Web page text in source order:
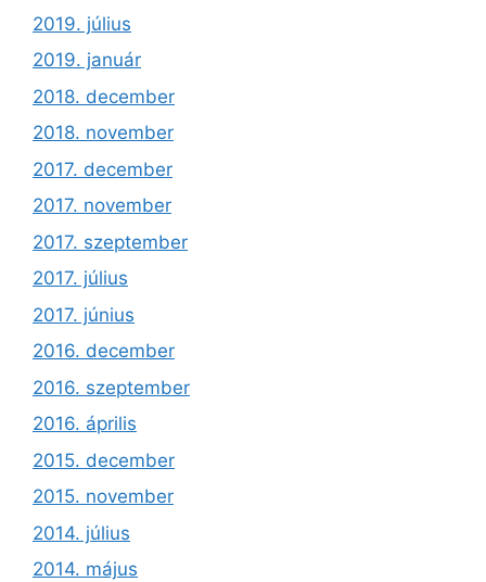
2019. július
2019. január
2018. december
2018. november
2017. december
2017. november
2017. szeptember
2017. július
2017. június
2016. december
2016. szeptember
2016. április
2015. december
2015. november
2014. július
2014. május